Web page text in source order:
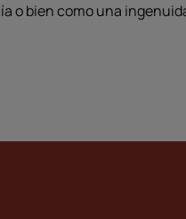
o bien como una